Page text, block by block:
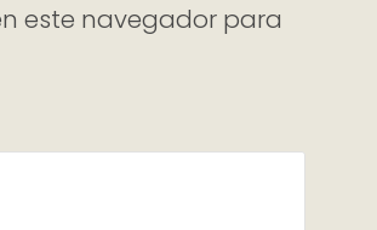
este navegador para